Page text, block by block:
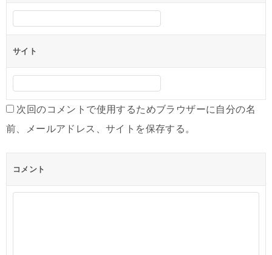
サイト
次回のコメントで使用するためブラウザーに自分の名
前、メールアドレス、サイトを保存する。
コメント